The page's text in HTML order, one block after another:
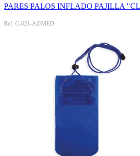
PARES PALOS INFLADO PAJILLA
Ref: C-021-AZ/MED